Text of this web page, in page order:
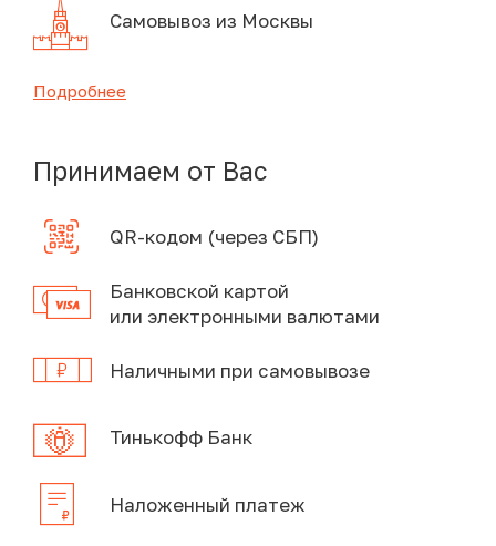
Самовывоз из Москвы
Подробнее
Принимаем от Вас
QR-кодом (через СБП)
Банковской картой
или электронными валютами
Наличными при самовывозе
Тинькофф Банк
Наложенный платеж